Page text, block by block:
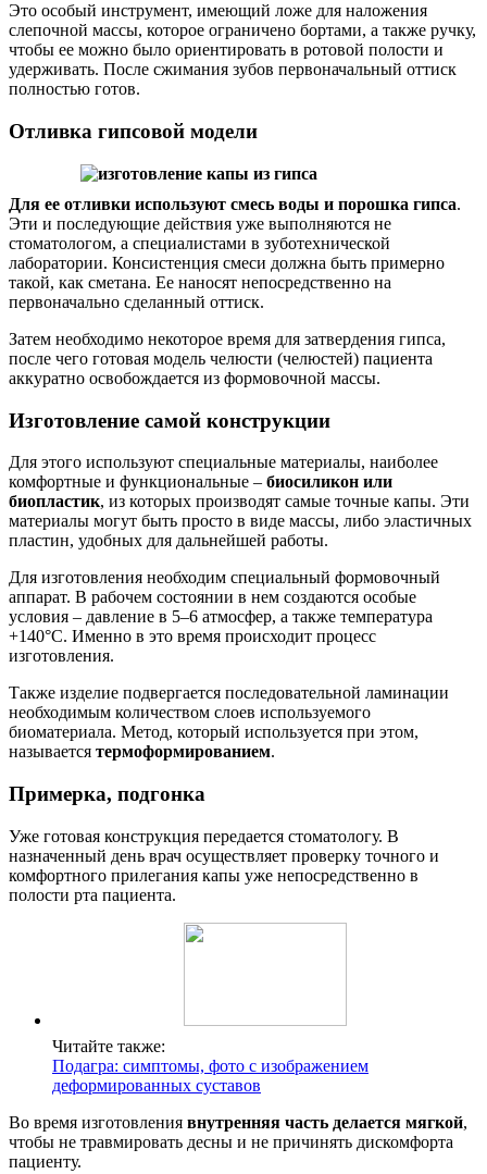
Это особый инструмент, имеющий ложе для наложения
слепочной массы, которое ограничено бортами, а также ручку,
чтобы ее можно было ориентировать в ротовой полости и
удерживать. После сжимания зубов первоначальный оттиск
полностью готов.
Отливка гипсовой модели
Для ее отливки используют смесь воды и порошка гипса.
Эти и последующие действия уже выполняются не
стоматологом, а специалистами в зуботехнической
лаборатории. Консистенция смеси должна быть примерно
такой, как сметана. Ее наносят непосредственно на
первоначально сделанный оттиск.
Затем необходимо некоторое время для затвердения гипса,
после чего готовая модель челюсти (челюстей) пациента
аккуратно освобождается из формовочной массы.
Изготовление самой конструкции
Для этого используют специальные материалы, наиболее
комфортные и функциональные – биосиликон или
биопластик, из которых производят самые точные капы. Эти
материалы могут быть просто в виде массы, либо эластичных
пластин, удобных для дальнейшей работы.
Для изготовления необходим специальный формовочный
аппарат. В рабочем состоянии в нем создаются особые
условия – давление в 5–6 атмосфер, а также температура
+140°C. Именно в это время происходит процесс
изготовления.
Также изделие подвергается последовательной ламинации
необходимым количеством слоев используемого
биоматериала. Метод, который используется при этом,
называется термоформированием.
Примерка, подгонка
Уже готовая конструкция передается стоматологу. В
назначенный день врач осуществляет проверку точного и
комфортного прилегания капы уже непосредственно в
полости рта пациента.
Читайте также:
Подагра: симптомы, фото с изображением
деформированных суставов
Во время изготовления внутренняя часть делается мягкой,
чтобы не травмировать десны и не причинять дискомфорта
пациенту.